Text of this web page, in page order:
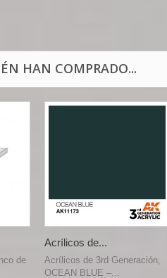
HAN COMPRADO...
de
Acrílicos de...
Acrílicos de 3rd Generación,
OCEAN BLUE –...